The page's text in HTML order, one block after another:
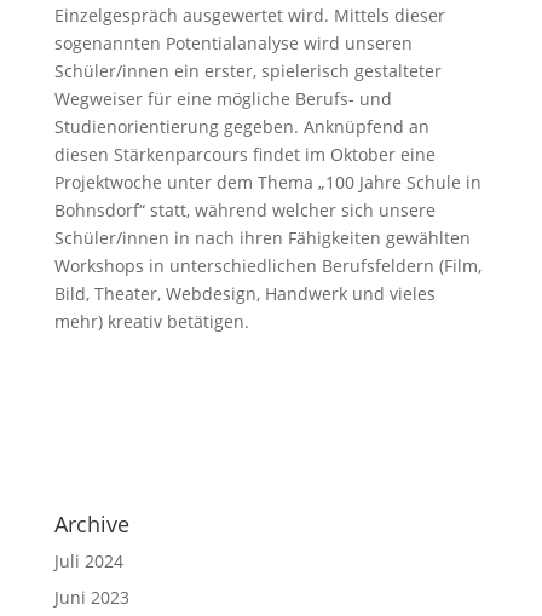
Einzelgespräch ausgewertet wird. Mittels dieser
sogenannten Potentialanalyse wird unseren
Schüler/innen ein erster, spielerisch gestalteter
Wegweiser für eine mögliche Berufs- und
Studienorientierung gegeben. Anknüpfend an
diesen Stärkenparcours findet im Oktober eine
Projektwoche unter dem Thema „100 Jahre Schule in
Bohnsdorf“ statt, während welcher sich unsere
Schüler/innen in nach ihren Fähigkeiten gewählten
Workshops in unterschiedlichen Berufsfeldern (Film,
Bild, Theater, Webdesign, Handwerk und vieles
mehr) kreativ betätigen.
Archive
Juli 2024
Juni 2023